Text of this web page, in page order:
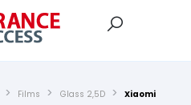
Films Glass 2,5D Xiaomi